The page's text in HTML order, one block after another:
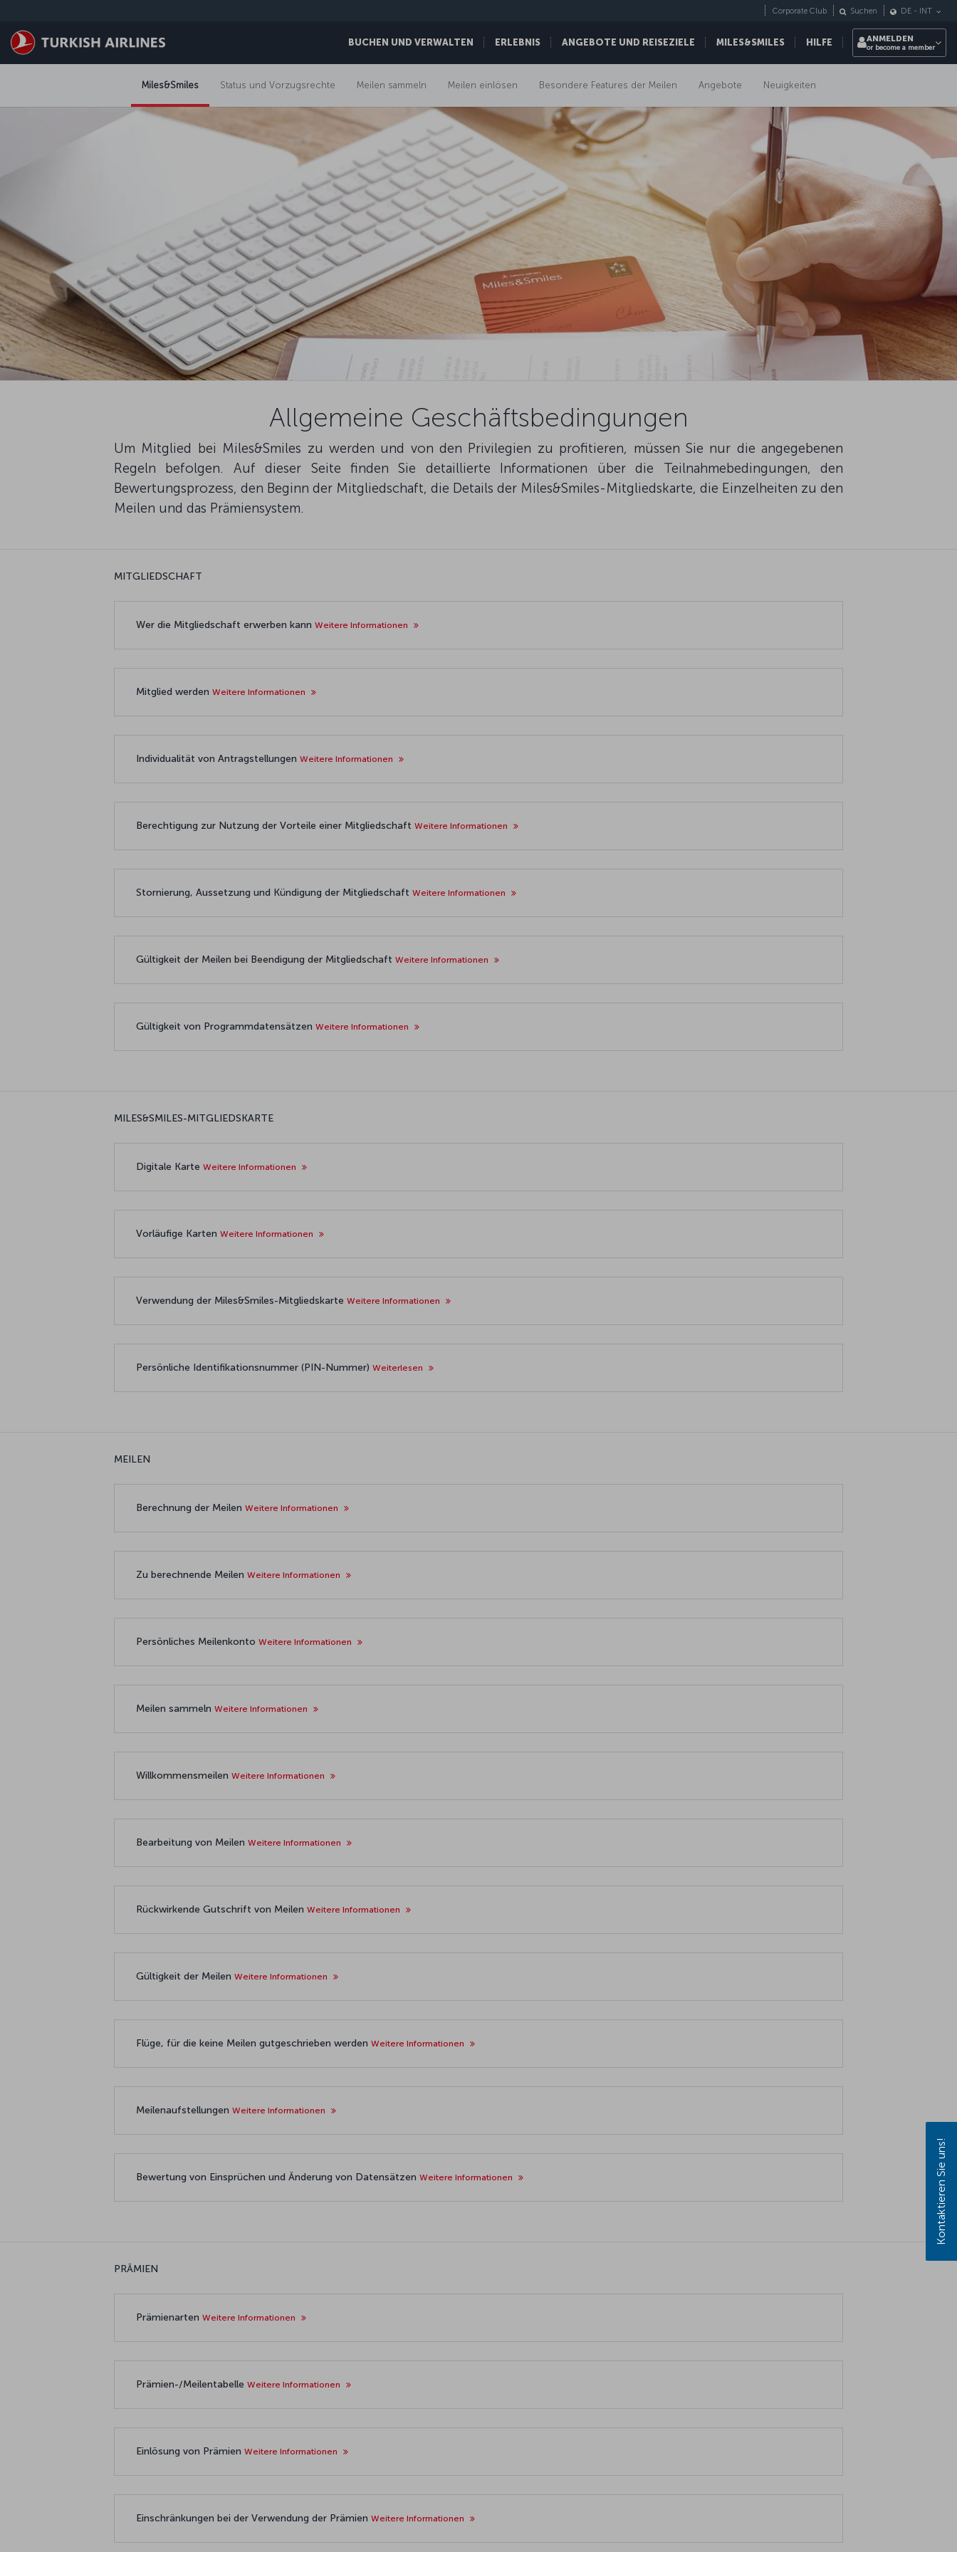
BUCHEN UND VERWALTEN ERLEBNIS ANGEBOTE UND REISEZIELE MILES&SMILES HILFE
Corporate Club Suchen DE - INT
ANMELDEN
or become a member
Miles&Smiles Status und Vorzugsrechte Meilen sammeln Meilen einlösen Besondere Features der Meilen Angebote Neuigkeiten
Allgemeine Geschäftsbedingungen
Um Mitglied bei Miles&Smiles zu werden und von den Privilegien zu profitieren, müssen Sie nur die angegebenen
Regeln befolgen. Auf dieser Seite finden Sie detaillierte Informationen über die Teilnahmebedingungen, den
Bewertungsprozess, den Beginn der Mitgliedschaft, die Details der Miles&Smiles-Mitgliedskarte, die Einzelheiten zu den
Meilen und das Prämiensystem.
MITGLIEDSCHAFT
Wer die Mitgliedschaft erwerben kann Weitere Informationen
Mitglied werden Weitere Informationen
Individualität von Antragstellungen Weitere Informationen
Berechtigung zur Nutzung der Vorteile einer Mitgliedschaft Weitere Informationen
Stornierung, Aussetzung und Kündigung der Mitgliedschaft Weitere Informationen
Gültigkeit der Meilen bei Beendigung der Mitgliedschaft Weitere Informationen
Gültigkeit von Programmdatensätzen Weitere Informationen
MILES&SMILES-MITGLIEDSKARTE
Digitale Karte Weitere Informationen
Vorläufige Karten Weitere Informationen
Verwendung der Miles&Smiles-Mitgliedskarte Weitere Informationen
Persönliche Identifikationsnummer (PIN-Nummer) Weiterlesen
MEILEN
Berechnung der Meilen Weitere Informationen
Zu berechnende Meilen Weitere Informationen
Persönliches Meilenkonto Weitere Informationen
Meilen sammeln Weitere Informationen
Willkommensmeilen Weitere Informationen
Bearbeitung von Meilen Weitere Informationen
Rückwirkende Gutschrift von Meilen Weitere Informationen
Gültigkeit der Meilen Weitere Informationen
Flüge, für die keine Meilen gutgeschrieben werden Weitere Informationen
Meilenaufstellungen Weitere Informationen
Bewertung von Einsprüchen und Änderung von Datensätzen Weitere Informationen
PRÄMIEN
Prämienarten Weitere Informationen
Prämien-/Meilentabelle Weitere Informationen
Einlösung von Prämien Weitere Informationen
Einschränkungen bei der Verwendung der Prämien Weitere Informationen
Kontaktieren Sie uns!